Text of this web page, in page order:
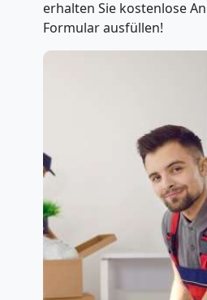
erhalten Sie kostenlose
Formular ausfüllen!